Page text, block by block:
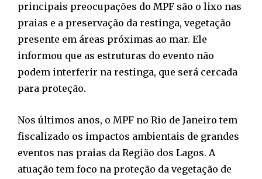
principais preocupações do MPF são o lixo nas
praias e a preservação da restinga, vegetação
presente em áreas próximas ao mar. Ele
informou que as estruturas do evento não
podem interferir na restinga, que será cercada
para proteção.
Nos últimos anos, o MPF no Rio de Janeiro tem
fiscalizado os impactos ambientais de grandes
eventos nas praias da Região dos Lagos. A
atuação tem foco na proteção da vegetação de